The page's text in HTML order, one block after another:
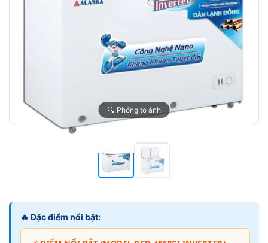
🔍 Phóng to ảnh
🔥 Đặc điểm nổi bật: